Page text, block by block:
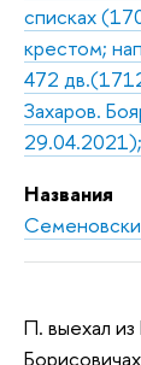
списках
крестом;
472
Захаров.
Названия
П. выехал